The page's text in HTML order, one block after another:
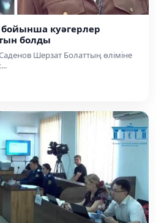
бойынша куәгерлер
болды
Шерзат Болаттың өліміне